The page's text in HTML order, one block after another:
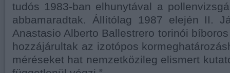
tudós 1983-ban elhunytával a
abbamaradtak. Állítólag 1987 elején II.
Anastasio Alberto Ballestrero torinói
hozzájárultak az izotópos
méréseket hat nemzetközileg elismert